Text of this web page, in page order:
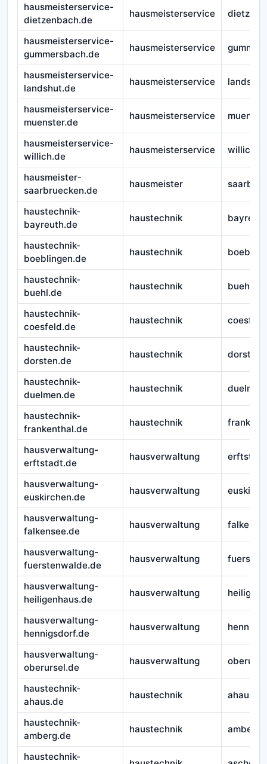
hausmeisterservice-
dietzenbach.de
hausmeisterservice
hausmeisterservice-
gummersbach.de
hausmeisterservice
hausmeisterservice-
landshut.de
hausmeisterservice landshut
hausmeisterservice-
muenster.de
hausmeisterservice
hausmeisterservice-
willich.de
hausmeisterservice willich
hausmeister-
saarbruecken.de
hausmeister
haustechnik-
bayreuth.de
haustechnik bayreuth
haustechnik-
boeblingen.de
haustechnik
haustechnik-
buehl.de
haustechnik buehl
haustechnik-
coesfeld.de
haustechnik coesfeld
haustechnik-
dorsten.de
haustechnik dorsten
haustechnik-
duelmen.de
haustechnik duelmen
haustechnik-
frankenthal.de
haustechnik
hausverwaltung-
erftstadt.de
hausverwaltung erftstadt
hausverwaltung-
euskirchen.de
hausverwaltung
hausverwaltung-
falkensee.de
hausverwaltung
hausverwaltung-
fuerstenwalde.de
hausverwaltung
hausverwaltung-
heiligenhaus.de
hausverwaltung
hausverwaltung-
hennigsdorf.de
hausverwaltung
hausverwaltung-
oberursel.de
hausverwaltung
haustechnik-
ahaus.de
haustechnik ahaus
haustechnik-
amberg.de
haustechnik amberg
haustechnik-